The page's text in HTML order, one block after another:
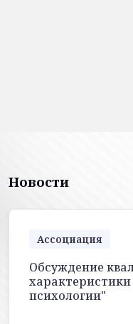
Новости
Ассоциация
Обсуждение
психологии"